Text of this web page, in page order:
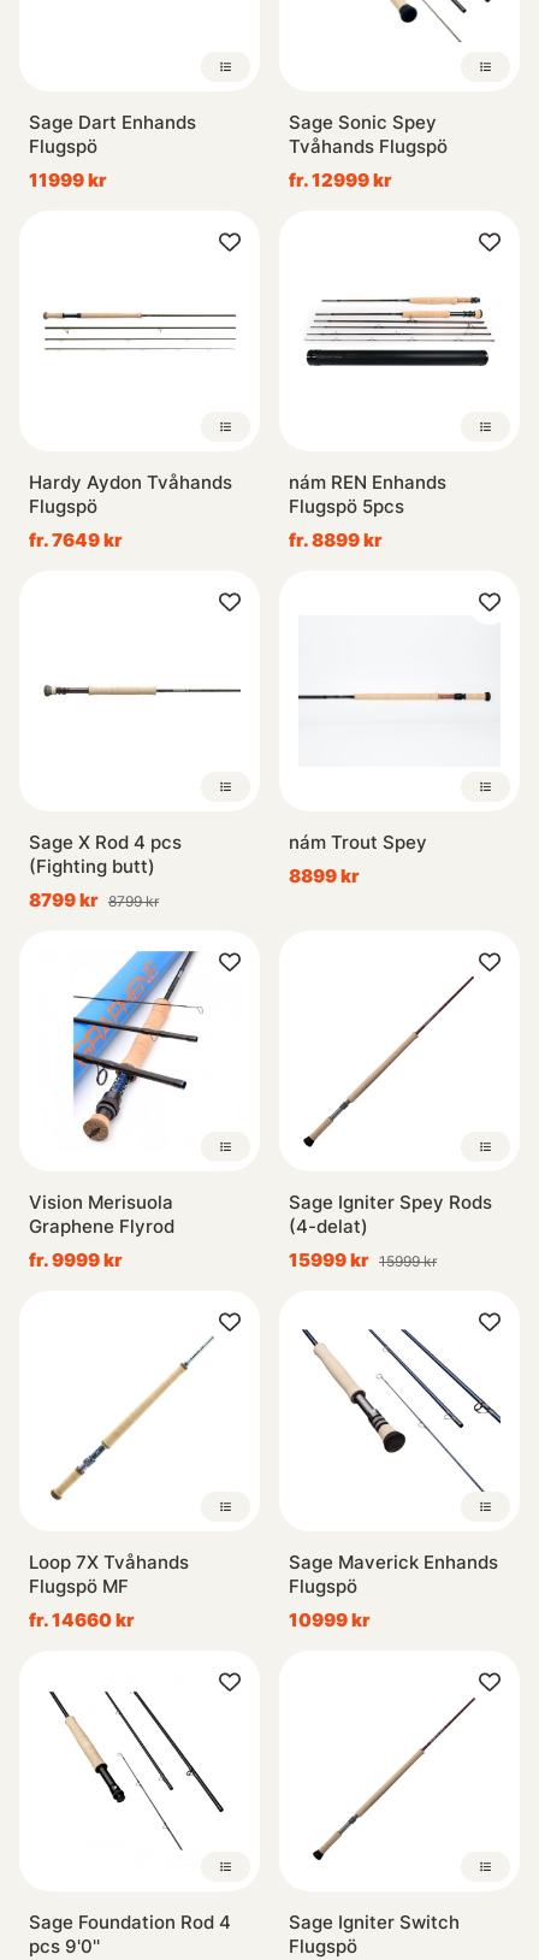
Sage Dart Enhands
Flugspö
11999 kr
Sage Sonic Spey
Tvåhands Flugspö
fr. 12999 kr
Hardy Aydon Tvåhands
Flugspö
fr. 7649 kr
nám REN Enhands
Flugspö 5pcs
fr. 8899 kr
Sage X Rod 4 pcs
(Fighting butt)
8799 kr 8799 kr
nám Trout Spey
8899 kr
Vision Merisuola
Graphene Flyrod
fr. 9999 kr
Sage Igniter Spey Rods
(4-delat)
15999 kr 15999 kr
Loop 7X Tvåhands
Flugspö MF
fr. 14660 kr
Sage Maverick Enhands
Flugspö
10999 kr
Sage Foundation Rod 4
pcs 9'0''
Sage Igniter Switch
Flugspö